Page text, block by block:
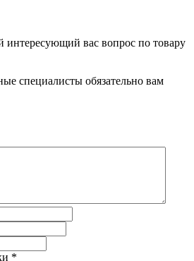
интересующий вас вопрос по товару
специалисты обязательно вам
*